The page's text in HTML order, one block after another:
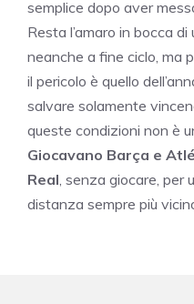
semplice dopo aver
Resta l’amaro in bocca
neanche a fine ciclo, ma
il pericolo è quello
salvare solamente
queste condizioni non è
Giocavano Barça e
Real, senza giocare, per
distanza sempre più